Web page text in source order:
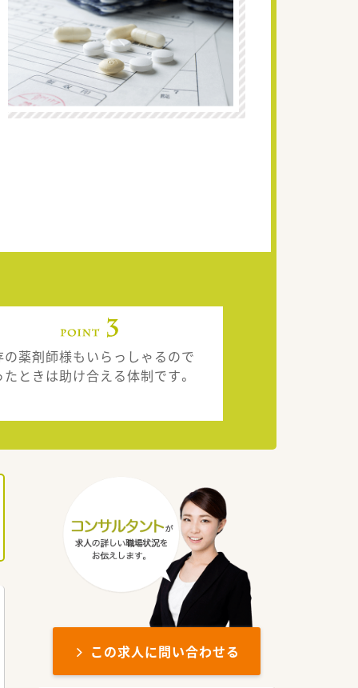
の薬剤師様もいらっしゃるので
たときは助け合える体制です。
この求人に問い合わせる